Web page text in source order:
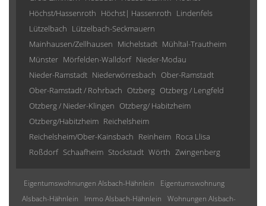
Höchst/Hassenroth Höchst| Hassenroth Lindenfels
Lützelbach Lützelbach-Seckmauern
Mainhausen/Zellhausen Michelstadt Mühltal-Trautheim
Münster Mörfelden-Walldorf Nieder-Modau
Nieder-Ramstadt Niederwörresbach Ober-Ramstadt
Ober-Ramstadt / Rohrbach Otzberg Otzberg / Lengfeld
Otzberg / Nieder-Klingen Otzberg/ Habitzheim
Otzberg/Habitzheim Reichelsheim
Reichelsheim/Ober-Kainsbach Reinheim Roca Llisa
Roßdorf Schaafheim Stockstadt Wörth Zwingenberg
Eigentumswohnungen Alsbach-Hähnlein
Eigentumswohnung
Alsbach-Hähnlein
Immo Alsbach-Hähnlein
Wohnungen Alsbach-